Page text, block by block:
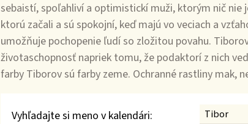
sebaistí, spoľahliví a optimistickí muži, ktorým nič nie
ktorú začali a sú spokojní, keď majú vo veciach a
umožňuje pochopenie ľudí so zložitou povahu.
životaschopnosť napriek tomu, že podaktorí z nich
farby Tiborov sú farby zeme. Ochranné rastliny mak,
Vyhľadajte si meno v kalendári: